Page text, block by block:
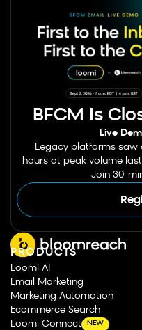
BFCM Is
Live
Legacy platforms saw
hours at peak volume
Join 30-
PRODUCTS
Loomi AI
Email Marketing
Marketing Automation
Ecommerce Search
Loomi Connect
NEW